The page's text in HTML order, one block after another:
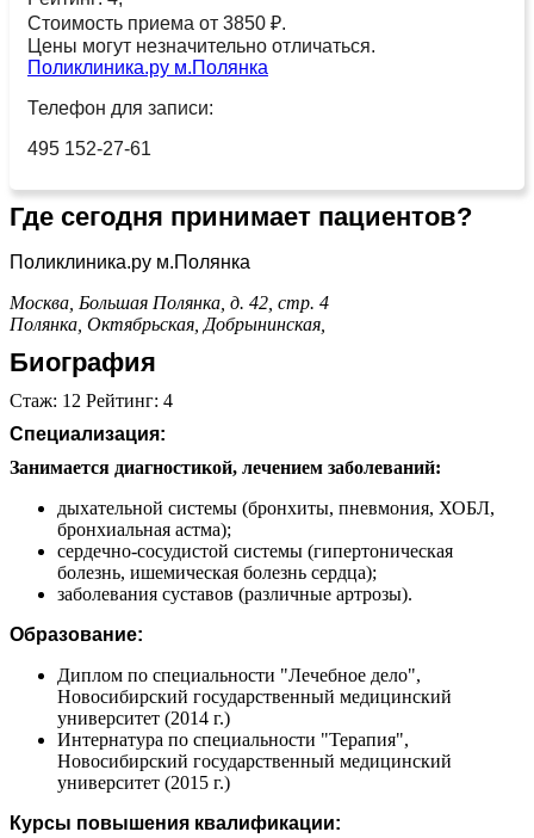
Стоимость приема от 3850 ₽.
Цены могут незначительно отличаться.
Поликлиника.ру м.Полянка
Телефон для записи:
495 152-27-61
Где сегодня принимает пациентов?
Поликлиника.ру м.Полянка
Москва, Большая Полянка, д. 42, стр. 4
Полянка, Октябрьская, Добрынинская,
Биография
Стаж: 12 Рейтинг: 4
Специализация:
Занимается диагностикой, лечением заболеваний:
дыхательной системы (бронхиты, пневмония, ХОБЛ,
бронхиальная астма);
сердечно-сосудистой системы (гипертоническая
болезнь, ишемическая болезнь сердца);
заболевания суставов (различные артрозы).
Образование:
Диплом по специальности "Лечебное дело",
Новосибирский государственный медицинский
университет (2014 г.)
Интернатура по специальности "Терапия",
Новосибирский государственный медицинский
университет (2015 г.)
Курсы повышения квалификации: